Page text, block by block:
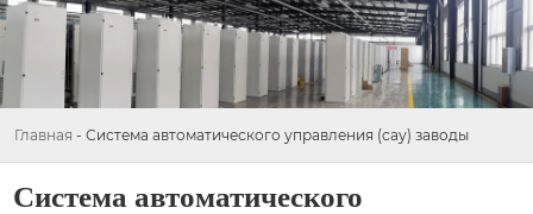
Главная - Система автоматического управления (сау) заводы
Система автоматического